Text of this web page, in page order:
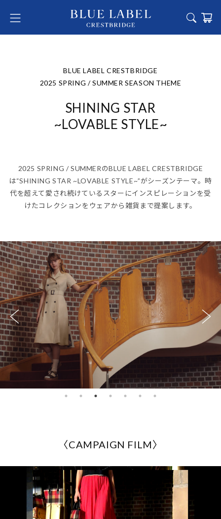
BLUE LABEL CRESTBRIDGE
2025 SPRING / SUMMER SEASON THEME
SHINING STAR
~LOVABLE STYLE~
2025 SPRING / SUMMERのBLUE LABEL CRESTBRIDGE
は“SHINING STAR ~LOVABLE STYLE~”がシーズンテーマ。時
代を超えて愛され続けているスターにインスピレーションを受
けたコレクションを ウェアから雑貨まで提案します。
〈CAMPAIGN FILM〉